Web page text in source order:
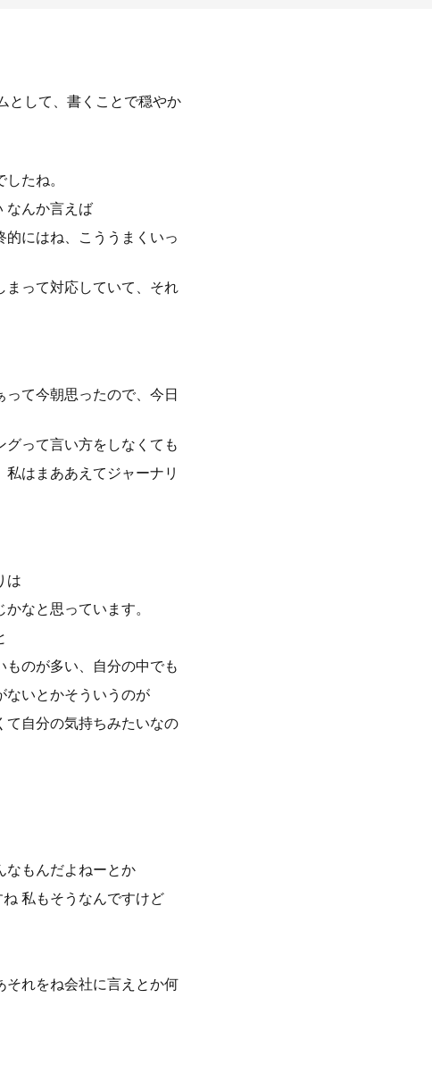
として、書くことで穏やか
たね。
なんか言えば
にはね、こううまくいっ
まって対応していて、それ
て今朝思ったので、今日
って言い方をしなくても
はまああえてジャーナリ
は
なと思っています。
のが多い、自分の中でも
ないとかそういうのが
て自分の気持ちみたいなの
なもんだよねーとか
私もそうなんですけど
それをね会社に言えとか何